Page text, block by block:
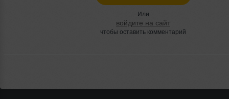
Или
войдите на сайт
чтобы оставить комментарий